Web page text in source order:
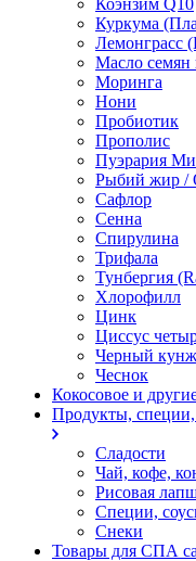
Коэнзим Q10
Куркума
Лемонграсс
Масло
Моринга
Нони
Пробиотик
Прополис
Пуэрария
Рыбий жир /
Сафлор
Сенна
Спирулина
Трифала
Тунбергия
Хлорофилл
Цинк
Циссус
Черный
Чеснок
Кокосовое и
Продукты,
Сладости
Чай, кофе,
Рисовая
Специи,
Снеки
Товары для СПА